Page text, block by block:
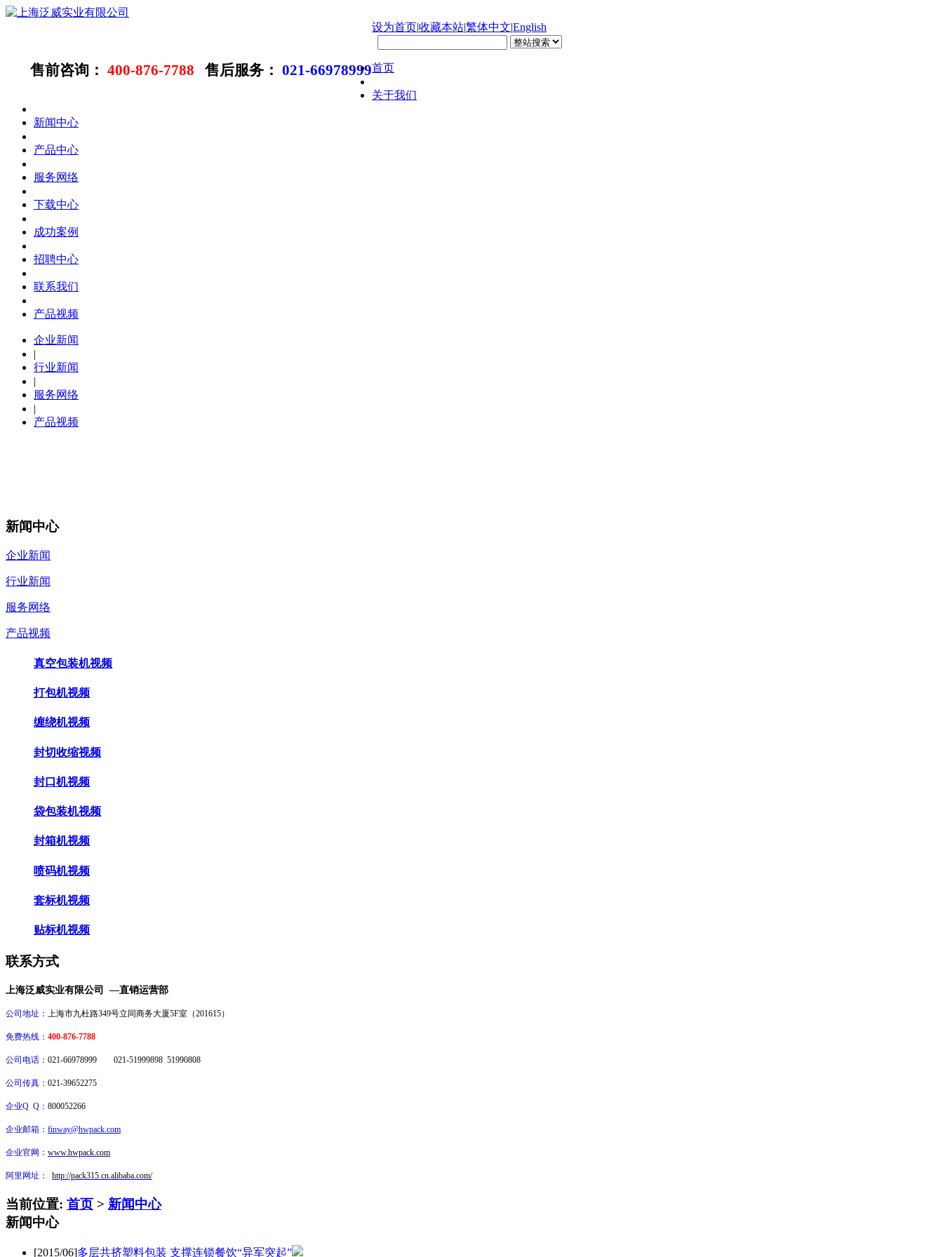
售前咨询： 400-876-7788 售后服务： 021-66978999
设为首页|收藏本站|繁体中文|English
首页
关于我们
新闻中心
产品中心
服务网络
下载中心
成功案例
招聘中心
联系我们
产品视频
企业新闻
|
行业新闻
|
服务网络
|
产品视频
新闻中心
企业新闻
行业新闻
服务网络
产品视频
真空包装机视频
打包机视频
缠绕机视频
封切收缩视频
封口机视频
袋包装机视频
封箱机视频
喷码机视频
套标机视频
贴标机视频
联系方式
上海泛威实业有限公司 —直销运营部
公司地址： 上海市九杜路349号立同商务大厦5F室（201615）
免费热线： 400-876-7788
公司电话： 021-66978999 021-51999898 51990808
公司传真： 021-39652275
企业Q Q： 800052266
企业邮箱： finway@hwpack.com
企业官网： www.hwpack.com
阿里网址： http://pack315.cn.alibaba.com/
当前位置: 首页 > 新闻中心
新闻中心
[2015/06]多层共挤塑料包装 支撑连锁餐饮“异军突起”